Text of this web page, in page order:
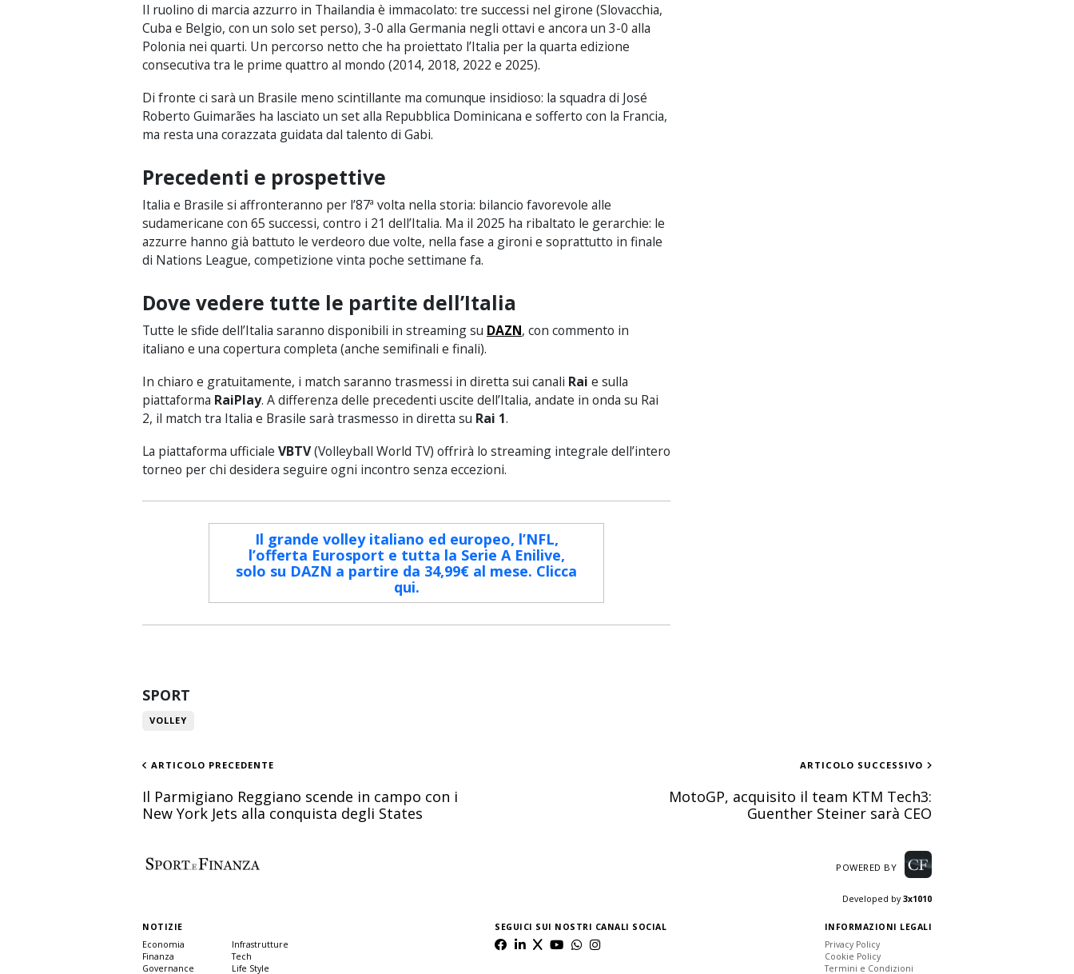
Il ruolino di marcia azzurro in Thailandia è immacolato: tre successi nel girone (Slovacchia,
Cuba e Belgio, con un solo set perso), 3-0 alla Germania negli ottavi e ancora un 3-0 alla
Polonia nei quarti. Un percorso netto che ha proiettato l’Italia per la quarta edizione
consecutiva tra le prime quattro al mondo (2014, 2018, 2022 e 2025).
Di fronte ci sarà un Brasile meno scintillante ma comunque insidioso: la squadra di José
Roberto Guimarães ha lasciato un set alla Repubblica Dominicana e sofferto con la Francia,
ma resta una corazzata guidata dal talento di Gabi.
Precedenti e prospettive
Italia e Brasile si affronteranno per l’87ª volta nella storia: bilancio favorevole alle
sudamericane con 65 successi, contro i 21 dell’Italia. Ma il 2025 ha ribaltato le gerarchie: le
azzurre hanno già battuto le verdeoro due volte, nella fase a gironi e soprattutto in finale
di Nations League, competizione vinta poche settimane fa.
Dove vedere tutte le partite dell’Italia
Tutte le sfide dell’Italia saranno disponibili in streaming su DAZN, con commento in
italiano e una copertura completa (anche semifinali e finali).
In chiaro e gratuitamente, i match saranno trasmessi in diretta sui canali Rai e sulla
piattaforma RaiPlay. A differenza delle precedenti uscite dell’Italia, andate in onda su Rai
2, il match tra Italia e Brasile sarà trasmesso in diretta su Rai 1.
La piattaforma ufficiale VBTV(Volleyball World TV) offrirà lo streaming integrale dell’intero
torneo per chi desidera seguire ogni incontro senza eccezioni.
Il grande volley italiano ed europeo, l’NFL,
l’offerta Eurosport e tutta la Serie A Enilive,
solo su DAZN a partire da 34,99€ al mese. Clicca
qui.
SPORT
VOLLEY
ARTICOLO PRECEDENTE
Il Parmigiano Reggiano scende in campo con i
New York Jets alla conquista degli States
ARTICOLO SUCCESSIVO
MotoGP, acquisito il team KTM Tech3:
Guenther Steiner sarà CEO
POWERED BY
Developed by3x1010
NOTIZIE
Economia
Finanza
Governance
Infrastrutture
Tech
Life Style
SEGUICI SUI NOSTRI CANALI SOCIAL
INFORMAZIONI LEGALI
Privacy Policy
Cookie Policy
Termini e Condizioni